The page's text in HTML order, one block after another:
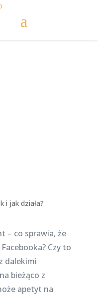
– co sprawia, że
Czy to
dalekimi
bieżąco z
apetyt na